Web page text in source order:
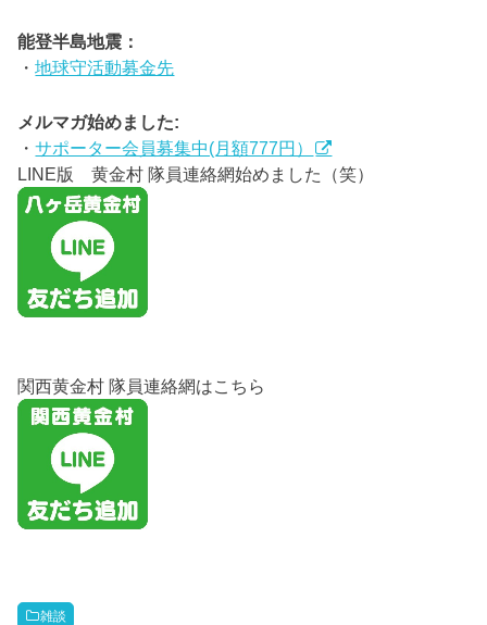
能登半島地震：
・地球守活動募金先
メルマガ始めました:
・サポーター会員募集中(月額777円）
LINE版 黄金村 隊員連絡網始めました（笑）
関西黄金村 隊員連絡網はこちら
雑談